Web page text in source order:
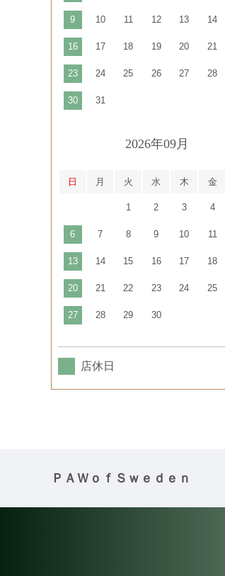
9 10 11 12 13 14
16 17 18 19 20 21
23 24 25 26 27 28
30 31
2026年09月
日 月 火 水 木 金
1 2 3 4
6 7 8 9 10 11
13 14 15 16 17 18
20 21 22 23 24 25
27 28 29 30
店休日
ＰＡＷｏｆＳｗｅｄｅｎ